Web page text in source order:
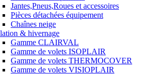
Jantes,Pneus,Roues et accessoires
Pièces détachées équipement
Chaînes neige
& hivernage
Gamme CLAIRVAL
Gamme de volets ISOPLAIR
Gamme de volets THERMOCOVER
Gamme de volets VISIOPLAIR